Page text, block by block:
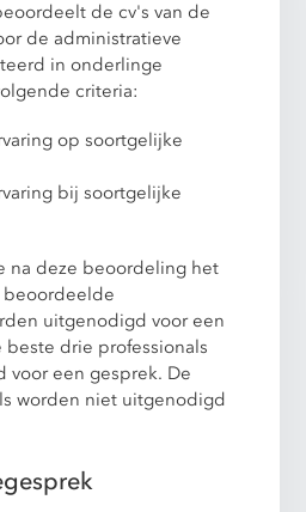
de cv's van de
de administratieve
in onderlinge
criteria:
op soortgelijke
bij soortgelijke
na deze beoordeling het
uitgenodigd voor een
drie professionals
een gesprek. De
worden niet uitgenodigd